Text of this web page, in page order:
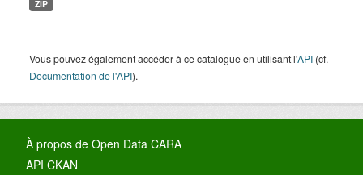
ZIP
Vous pouvez également accéder à ce catalogue en utilisant l'API (cf.
Documentation de l'API).
À propos de Open Data CARA
API CKAN